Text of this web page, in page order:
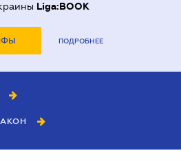
Liga:BOOK
ПОДРОБНЕЕ